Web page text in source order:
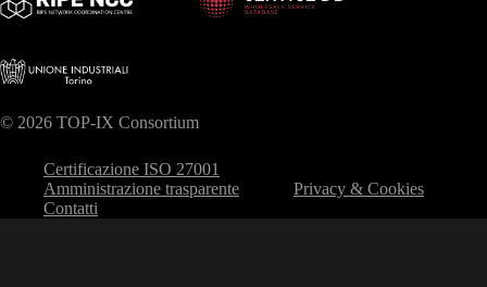
© 2026 TOP-IX Consortium
Certificazione ISO 27001
Amministrazione trasparente
Privacy & Cookies
Contatti